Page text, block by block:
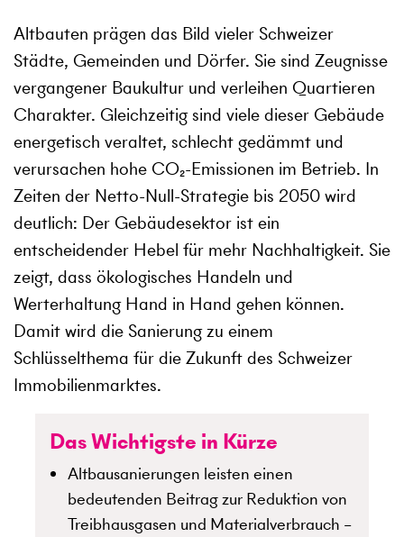
Altbauten prägen das Bild vieler Schweizer
Städte, Gemeinden und Dörfer. Sie sind Zeugnisse
vergangener Baukultur und verleihen Quartieren
Charakter. Gleichzeitig sind viele dieser Gebäude
energetisch veraltet, schlecht gedämmt und
verursachen hohe CO₂-Emissionen im Betrieb. In
Zeiten der Netto-Null-Strategie bis 2050 wird
deutlich: Der Gebäudesektor ist ein
entscheidender Hebel für mehr Nachhaltigkeit. Sie
zeigt, dass ökologisches Handeln und
Werterhaltung Hand in Hand gehen können.
Damit wird die Sanierung zu einem
Schlüsselthema für die Zukunft des Schweizer
Immobilienmarktes.
Das Wichtigste in Kürze
Altbausanierungen leisten einen
bedeutenden Beitrag zur Reduktion von
Treibhausgasen und Materialverbrauch –